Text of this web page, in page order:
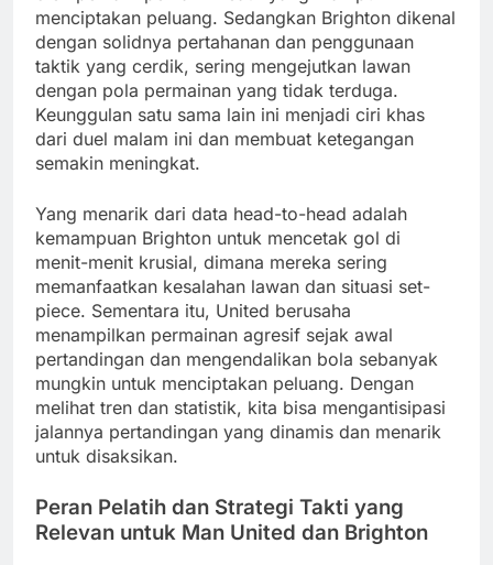
menciptakan peluang. Sedangkan Brighton dikenal
dengan solidnya pertahanan dan penggunaan
taktik yang cerdik, sering mengejutkan lawan
dengan pola permainan yang tidak terduga.
Keunggulan satu sama lain ini menjadi ciri khas
dari duel malam ini dan membuat ketegangan
semakin meningkat.
Yang menarik dari data head-to-head adalah
kemampuan Brighton untuk mencetak gol di
menit-menit krusial, dimana mereka sering
memanfaatkan kesalahan lawan dan situasi set-
piece. Sementara itu, United berusaha
menampilkan permainan agresif sejak awal
pertandingan dan mengendalikan bola sebanyak
mungkin untuk menciptakan peluang. Dengan
melihat tren dan statistik, kita bisa mengantisipasi
jalannya pertandingan yang dinamis dan menarik
untuk disaksikan.
Peran Pelatih dan Strategi Takti yang
Relevan untuk Man United dan Brighton